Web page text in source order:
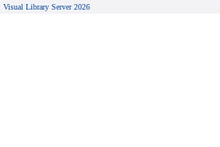
Visual Library Server 2026